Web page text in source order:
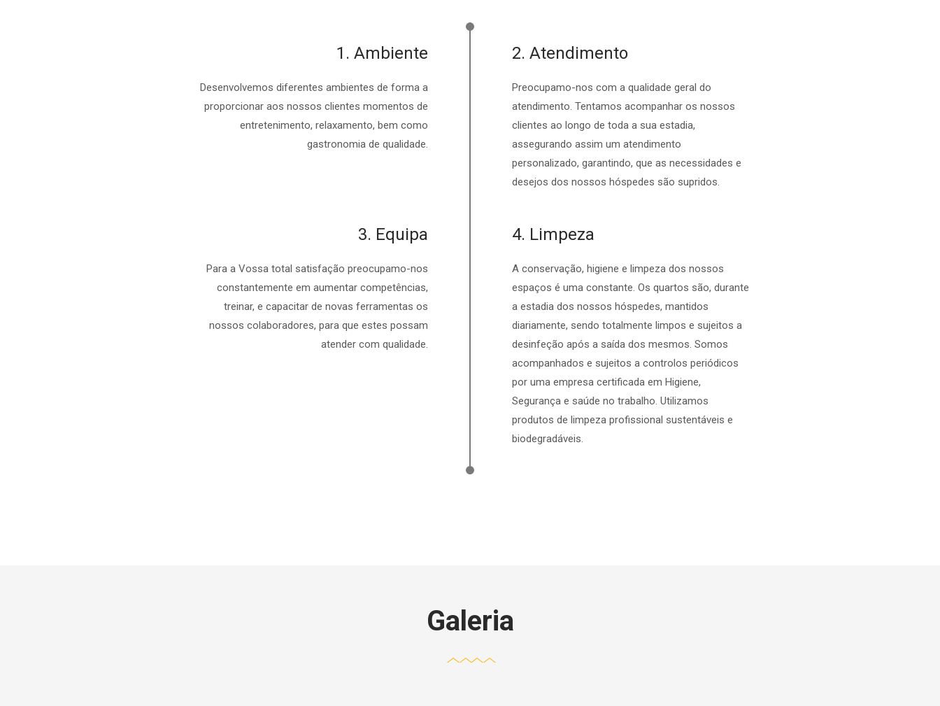
1. Ambiente
Desenvolvemos diferentes ambientes de forma a
proporcionar aos nossos clientes momentos de
entretenimento, relaxamento, bem como
gastronomia de qualidade.
2. Atendimento
Preocupamo-nos com a qualidade geral do
atendimento. Tentamos acompanhar os nossos
clientes ao longo de toda a sua estadia,
assegurando assim um atendimento
personalizado, garantindo, que as necessidades e
desejos dos nossos hóspedes são supridos.
3. Equipa
Para a Vossa total satisfação preocupamo-nos
constantemente em aumentar competências,
treinar, e capacitar de novas ferramentas os
nossos colaboradores, para que estes possam
atender com qualidade.
4. Limpeza
A conservação, higiene e limpeza dos nossos
espaços é uma constante. Os quartos são, durante
a estadia dos nossos hóspedes, mantidos
diariamente, sendo totalmente limpos e sujeitos a
desinfeção após a saída dos mesmos. Somos
acompanhados e sujeitos a controlos periódicos
por uma empresa certificada em Higiene,
Segurança e saúde no trabalho. Utilizamos
produtos de limpeza profissional sustentáveis e
biodegradáveis.
Galeria